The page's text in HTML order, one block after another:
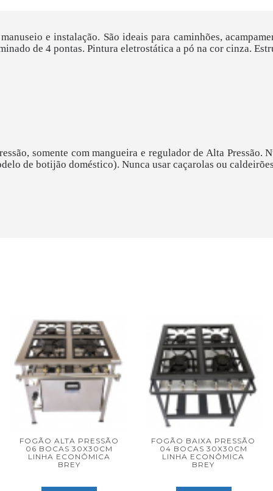
e instalação. São ideais para caminhões,
de 4 pontas. Pintura eletrostática a pó na cor cinza.
somente com mangueira e regulador de Alta Pressão.
de botijão doméstico). Nunca usar caçarolas ou
FOGÃO ALTA PRESSÃO
06 BOCAS 30X30CM
LINHA ECONÔMICA
BREY
FOGÃO BAIXA PRESSÃO
04 BOCAS 30X30CM
LINHA ECONÔMICA
BREY